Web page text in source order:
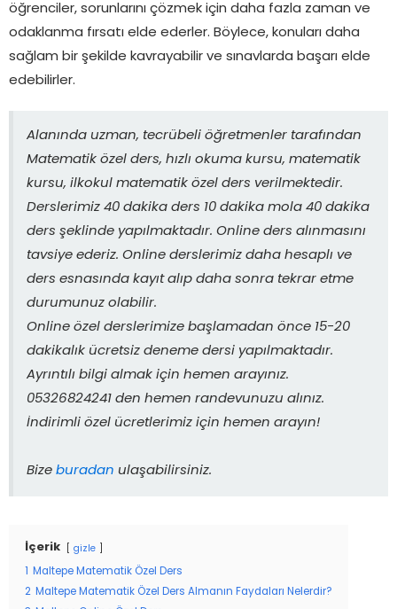
öğrenciler, sorunlarını çözmek için daha fazla zaman ve
odaklanma fırsatı elde ederler. Böylece, konuları daha
sağlam bir şekilde kavrayabilir ve sınavlarda başarı elde
edebilirler.
Alanında uzman, tecrübeli öğretmenler tarafından
Matematik özel ders, hızlı okuma kursu, matematik
kursu, ilkokul matematik özel ders verilmektedir.
Derslerimiz 40 dakika ders 10 dakika mola 40 dakika
ders şeklinde yapılmaktadır. Online ders alınmasını
tavsiye ederiz. Online derslerimiz daha hesaplı ve
ders esnasında kayıt alıp daha sonra tekrar etme
durumunuz olabilir.
Online özel derslerimize başlamadan önce 15-20
dakikalık ücretsiz deneme dersi yapılmaktadır.
Ayrıntılı bilgi almak için hemen arayınız.
05326824241 den hemen randevunuzu alınız.
İndirimli özel ücretlerimiz için hemen arayın!
Bize buradan ulaşabilirsiniz.
İçerik gizle
Maltepe Matematik Özel Ders
2 Maltepe Matematik Özel Ders Almanın Faydaları Nelerdir?